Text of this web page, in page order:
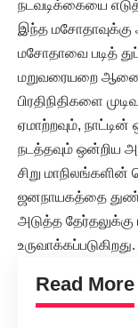
நடவடிக்கையை
இந்த மசோதாவுக்கு
மசோதாவை படித்
மறுவரையறை
பிரதிநிதிகளை
ஏமாற்றவும், நாட்டின்
நடத்தவும் ஒன்றிய
சிறு
ஜனநாயகத்தை
அடுத்த தேர்தலுக்கு
Read More